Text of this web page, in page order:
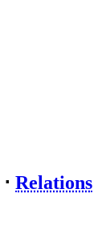
⋅ Relations